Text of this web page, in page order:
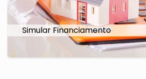
Simular Financiamento